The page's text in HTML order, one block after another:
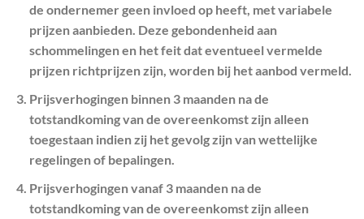
de ondernemer geen invloed op heeft, met variabele
prijzen aanbieden. Deze gebondenheid aan
schommelingen en het feit dat eventueel vermelde
prijzen richtprijzen zijn, worden bij het aanbod vermeld.
Prijsverhogingen binnen 3 maanden na de
totstandkoming van de overeenkomst zijn alleen
toegestaan indien zij het gevolg zijn van wettelijke
regelingen of bepalingen.
Prijsverhogingen vanaf 3 maanden na de
totstandkoming van de overeenkomst zijn alleen